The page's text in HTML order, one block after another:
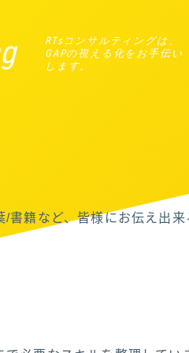
RTsコンサルティングは、
GAPの視える化をお手伝い
します。
書籍など、皆様にお伝え出